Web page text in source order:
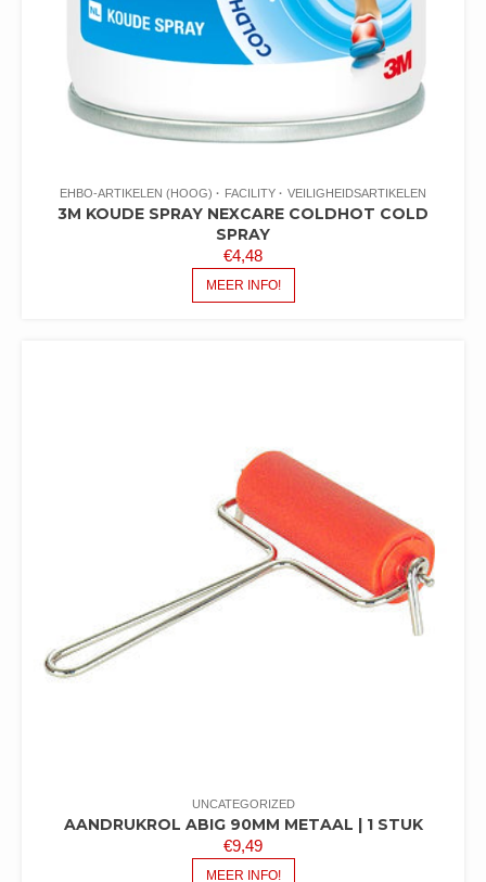
EHBO-ARTIKELEN (HOOG) FACILITY VEILIGHEIDSARTIKELEN
3M KOUDE SPRAY NEXCARE COLDHOT COLD
SPRAY
€4,48
MEER INFO!
UNCATEGORIZED
AANDRUKROL ABIG 90MM METAAL | 1 STUK
€9,49
MEER INFO!